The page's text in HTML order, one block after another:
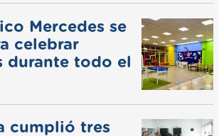
Mercedes se
celebrar
durante todo el
cumplió tres